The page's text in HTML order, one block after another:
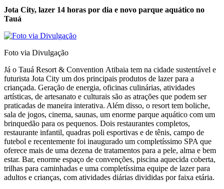
Jota City, lazer 14 horas por dia e novo parque aquático no
Tauá
Foto via Divulgação
Já o Tauá Resort & Convention Atibaia tem na cidade sustentável e
futurista Jota City um dos principais produtos de lazer para a
criançada. Geração de energia, oficinas culinárias, atividades
artísticas, de artesanato e culturais são as atrações que podem ser
praticadas de maneira interativa. Além disso, o resort tem boliche,
sala de jogos, cinema, saunas, um enorme parque aquático com um
brinquedão para os pequenos. Dois restaurantes completos,
restaurante infantil, quadras poli esportivas e de tênis, campo de
futebol e recentemente foi inaugurado um completíssimo SPA que
oferece mais de uma dezena de tratamentos para a pele, alma e bem
estar. Bar, enorme espaço de convenções, piscina aquecida coberta,
trilhas para caminhadas e uma completíssima equipe de lazer para
adultos e crianças, com atividades diárias divididas por faixa etária.